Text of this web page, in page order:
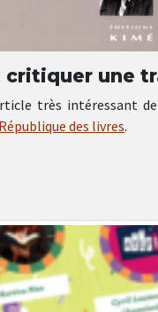
critiquer une
très intéressant
République des livres.